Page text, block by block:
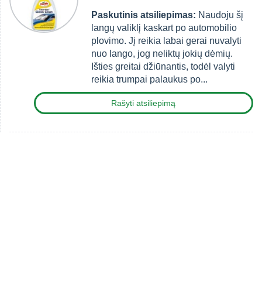
Paskutinis atsiliepimas: Naudoju šį
langų valiklį kaskart po automobilio
plovimo. Jį reikia labai gerai nuvalyti
nuo lango, jog neliktų jokių dėmių.
Išties greitai džiūnantis, todėl valyti
reikia trumpai palaukus po...
Rašyti atsiliepimą